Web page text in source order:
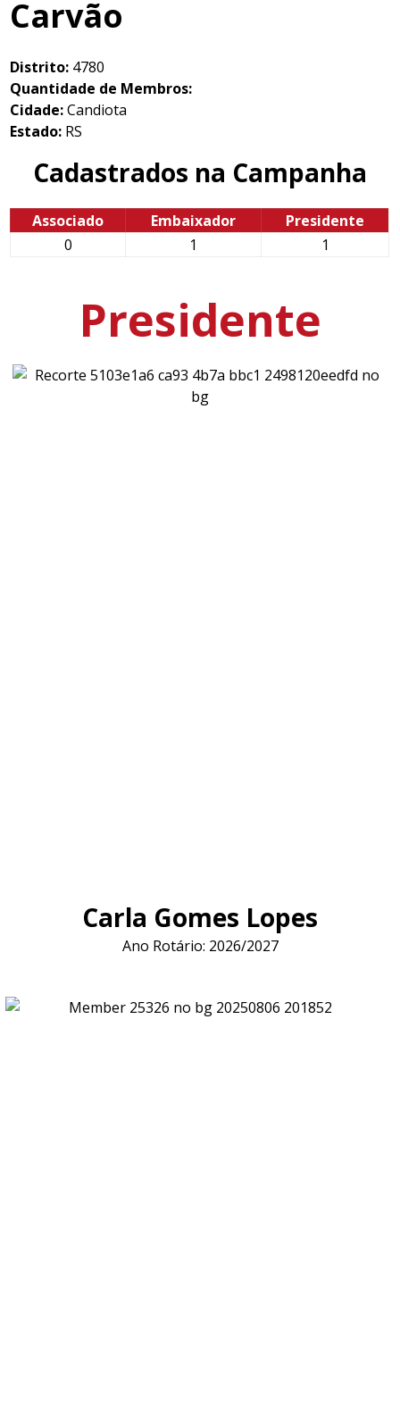
Carvão
Distrito: 4780
Quantidade de Membros:
Cidade:Candiota
Estado: RS
Cadastrados na Campanha
Associado Embaixador
Presidente
0
1 1
Presidente
Carla Gomes Lopes
Ano Rotário: 2026/2027